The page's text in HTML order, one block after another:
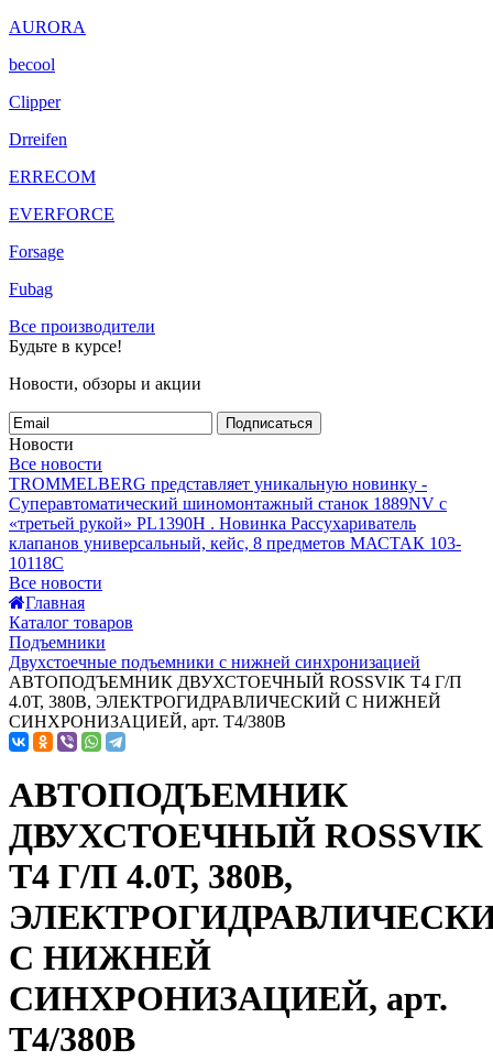
AURORA
becool
Clipper
Drreifen
ERRECOM
EVERFORCE
Forsage
Fubag
Все производители
Будьте в курсе!
Новости, обзоры и акции
Подписаться
Новости
Все новости
TROMMELBERG представляет уникальную новинку -
Суперавтоматический шиномонтажный станок 1889NV с
«третьей рукой» PL1390H . Новинка Рассухариватель
клапанов универсальный, кейс, 8 предметов МАСТАК 103-
10118C
Все новости
Главная
Каталог товаров
Подъемники
Двухстоечные подъемники с нижней синхронизацией
АВТОПОДЪЕМНИК ДВУХСТОЕЧНЫЙ ROSSVIK T4 Г/П
4.0Т, 380В, ЭЛЕКТРОГИДРАВЛИЧЕСКИЙ С НИЖНЕЙ
СИНХРОНИЗАЦИЕЙ, арт. T4/380В
АВТОПОДЪЕМНИК
ДВУХСТОЕЧНЫЙ ROSSVIK
T4 Г/П 4.0Т, 380В,
С НИЖНЕЙ
СИНХРОНИЗАЦИЕЙ, арт.
T4/380В